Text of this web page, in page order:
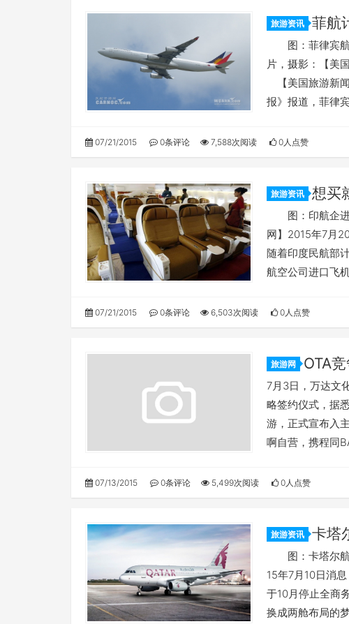
旅游资讯
菲航
音787
图：菲律宾航
片，摄影：【美
【美国旅游新
报》报道，菲律
07/21/2015 0条评论 7,588次阅读 0人点赞
旅游资讯
想买
脸色
图：印航企进
网】2015年7月
随着印度民航部
航空公司进口飞
07/21/2015 0条评论 6,503次阅读 0人点赞
旅游网 OTA
7月3日，万达文
略签约仪式，据
游，正式宣布入
啊自营，携程同
07/13/2015 0条评论 5,499次阅读 0人点赞
旅游资讯
卡塔
敦航线
图：卡塔尔航
15年7月10日消
于10月停止全商
换成两舱布局